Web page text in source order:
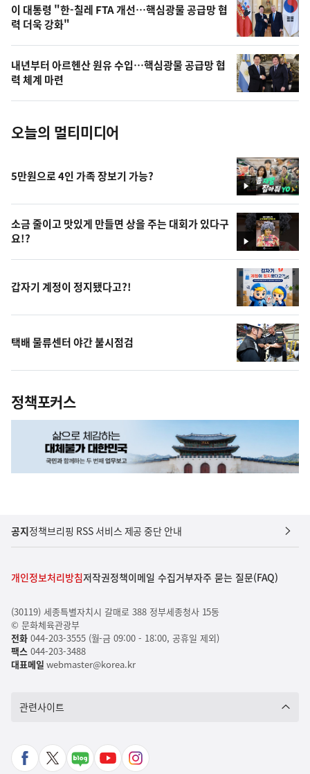
오
늘
의
사
진
이 대통령 "한-칠레 FTA 개선…핵심광물 공급망 협
력 더욱 강화"
내년부터 아르헨산 원유 수입…핵심광물 공급망 협
력 체계 마련
오늘의 멀티미디어
영
상
5만원으로 4인 가족 장보기 가능?
영
상
소금 줄이고 맛있게 만들면 상을 주는 대회가 있다구
요!?
갑자기 계정이 정지됐다고?!
택배 물류센터 야간 불시점검
정책포커스
공지정책브리핑 RSS 서비스 제공 중단 안내
개인정보처리방침저작권정책이메일 수집거부자주 묻는 질문(FAQ)
(30119) 세종특별자치시 갈매로 388 정부세종청사 15동
© 문화체육관광부
전화044-203-3555 (월-금 09:00 - 18:00, 공휴일 제외)
팩스044-203-3488
대표메일 webmaster@korea.kr
관련사이트
페
X
네
유
인